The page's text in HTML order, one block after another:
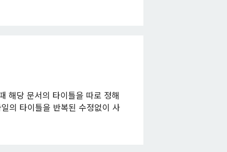
해당 문서의 타이틀을 따로 정해
의 타이틀을 반복된 수정없이 사